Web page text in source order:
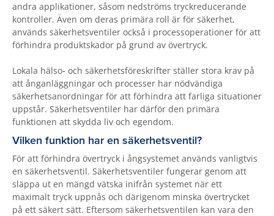
andra applikationer, såsom nedströms tryckreducerande
kontroller. Även om deras primära roll är för säkerhet,
används säkerhetsventiler också i processoperationer för att
förhindra produktskador på grund av övertryck.
Lokala hälso- och säkerhetsföreskrifter ställer stora krav på
att ånganläggningar och processer har nödvändiga
säkerhetsanordningar för att förhindra att farliga situationer
uppstår. Säkerhetsventiler har därför den primära
funktionen att skydda liv och egendom.
Vilken funktion har en säkerhetsventil?
För att förhindra övertryck i ångsystemet används vanligtvis
en säkerhetsventil. Säkerhetsventiler fungerar genom att
släppa ut en mängd vätska inifrån systemet när ett
maximalt tryck uppnås och därigenom minska övertrycket
på ett säkert sätt. Eftersom säkerhetsventilen kan vara den